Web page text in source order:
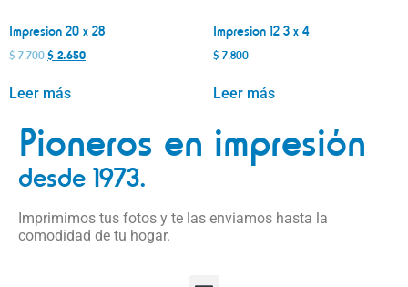
Impresion 20 x 28
$7.700$ 2.650
Leer más
Impresion 12 3 x 4
$ 7.800
Leer más
Pioneros en impresión
desde 1973.
Imprimimos tus fotos y te las enviamos hasta la
comodidad de tu hogar.